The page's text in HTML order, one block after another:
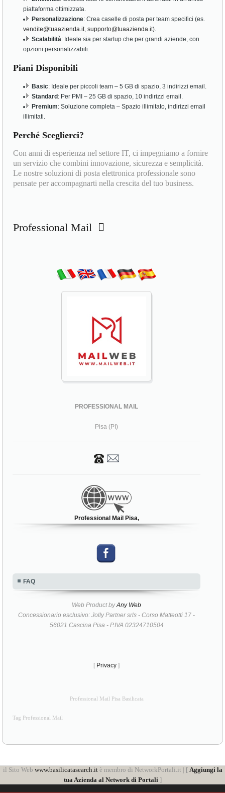
piattaforma ottimizzata.
Personalizzazione: Crea caselle di posta per team specifici (es.
vendite@tuaazienda.it,supporto@tuaazienda.it).
Scalabilità: Ideale sia per startup che per grandi aziende, con
opzioni personalizzabili.
Piani Disponibili
Basic: Ideale per piccoli team – 5 GB di spazio, 3 indirizzi email.
Standard : Per PMI – 25 GB di spazio, 10 indirizzi email.
Premium: Soluzione completa – Spazio illimitato, indirizzi email
illimitati.
Perché Sceglierci?
Con anni di esperienza nel settore IT, ci impegniamo a fornire
un servizio che combini innovazione, sicurezza e semplicità.
Le nostre soluzioni di posta elettronica professionale sono
pensate per accompagnarti nella crescita del tuo business.
Professional Mail
PROFESSIONAL MAIL
Pisa (PI)
Professional Mail Pisa,
FAQ
Web Product byAny Web
Concessionario esclusivo: Jolly Partner srls - Corso Matteotti 17 -
56021 Cascina Pisa - P.IVA 02324710504
[ Privacy ]
Professional Mail Pisa Basilicata
Tag Professional Mail
il Sito Web www.basilicatasearch.itè membro di NetworkPortali.it | [ Aggiungi la
tua Azienda al Network di Portali]